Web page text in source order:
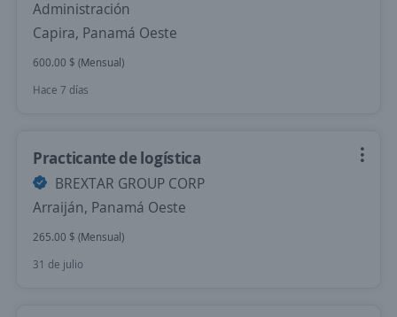
Administración
Capira, Panamá Oeste
600.00 $ (Mensual)
Hace 7 días
Practicante de logística
BREXTAR GROUP CORP
Arraiján, Panamá Oeste
265.00 $ (Mensual)
31 de julio